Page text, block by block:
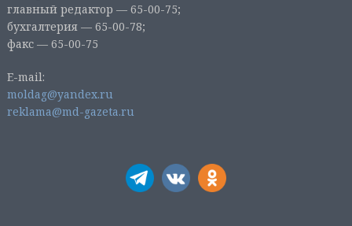
главный редактор — 65-00-75;
бухгалтерия — 65-00-78;
факс — 65-00-75
E-mail:
moldag@yandex.ru
reklama@md-gazeta.ru